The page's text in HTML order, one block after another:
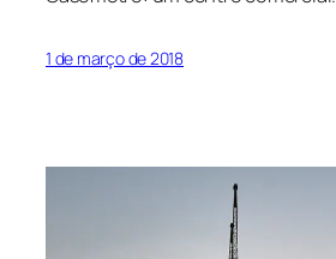
1 de março de 2018